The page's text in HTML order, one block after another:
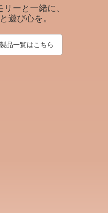
ーと一緒に、
遊び心を。
品一覧はこちら